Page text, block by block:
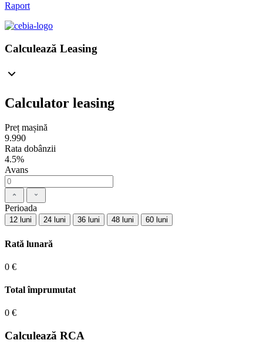
Raport
Calculează Leasing
Calculator leasing
Preț mașină
9.990
Rata dobânzii
4.5%
Avans
Perioada
12 luni 24 luni 36 luni 48 luni 60 luni
Rată lunară
0 €
Total împrumutat
0 €
Calculează RCA